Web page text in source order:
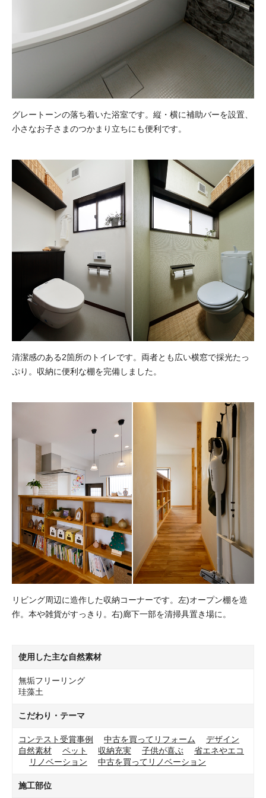
グレートーンの落ち着いた浴室です。縦・横に補助バーを設置、
小さなお子さまのつかまり立ちにも便利です。
清潔感のある2箇所のトイレです。両者とも広い横窓で採光たっ
ぷり。収納に便利な棚を完備しました。
リビング周辺に造作した収納コーナーです。左)オープン棚を造
作。本や雑貨がすっきり。右)廊下一部を清掃具置き場に。
使用した主な自然素材
無垢フリーリング
珪藻土
こだわり・テーマ
コンテスト受賞事例 中古を買ってリフォーム
デザイン
自然素材
ペット 収納充実 子供が喜ぶ
省エネやエコ
リノベーション
中古を買ってリノベーション
施工部位